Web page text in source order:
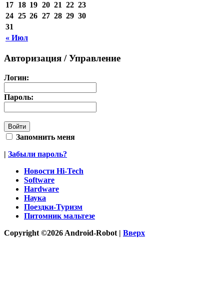
« Июл
17 18 19 20 21 22 23
24 25 26 27 28 29 30
31
Авторизация / Управление
Логин:
Пароль:
Запомнить меня
| Забыли пароль?
Новости Hi-Tech
Software
Hardware
Наука
Поездки-Туризм
Питомник мальтезе
Copyright ©2026 Android-Robot | Вверх